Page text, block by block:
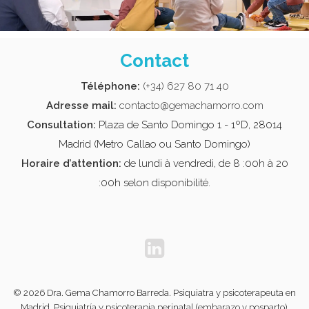
Contact
Téléphone: (+34) 627 80 71 40
Adresse mail: contacto@gemachamorro.com
Consultation: Plaza de Santo Domingo 1 - 1ºD, 28014
Madrid (Metro Callao ou Santo Domingo)
Horaire d’attention: de lundi à vendredi, de 8 :00h à 20
:00h selon disponibilité.
© 2026 Dra. Gema Chamorro Barreda. Psiquiatra y psicoterapeuta en